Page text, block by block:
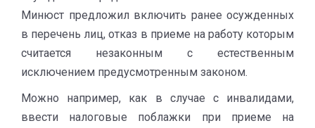
Минюст предложил включить ранее осужденных
в перечень лиц, отказ в приеме на работу которым
считается незаконным с естественным
исключением предусмотренным законом.
Можно например, как в случае с инвалидами,
ввести налоговые поблажки при приеме на